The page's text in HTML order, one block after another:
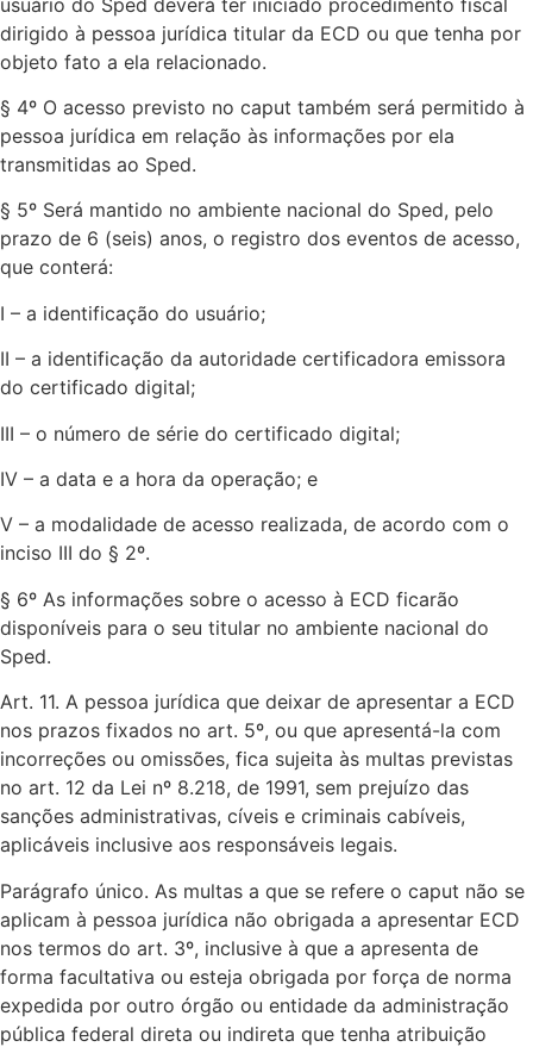
dirigido à pessoa jurídica titular da ECD ou que tenha por
objeto fato a ela relacionado.
§ 4º O acesso previsto no caput também será permitido à
pessoa jurídica em relação às informações por ela
transmitidas ao Sped.
§ 5º Será mantido no ambiente nacional do Sped, pelo
prazo de 6 (seis) anos, o registro dos eventos de acesso,
que conterá:
I – a identificação do usuário;
II – a identificação da autoridade certificadora emissora
do certificado digital;
III – o número de série do certificado digital;
IV – a data e a hora da operação; e
V – a modalidade de acesso realizada, de acordo com o
inciso III do § 2º.
§ 6º As informações sobre o acesso à ECD ficarão
disponíveis para o seu titular no ambiente nacional do
Sped.
Art. 11. A pessoa jurídica que deixar de apresentar a ECD
nos prazos fixados no art. 5º, ou que apresentá-la com
incorreções ou omissões, fica sujeita às multas previstas
no art. 12 da Lei nº 8.218, de 1991, sem prejuízo das
sanções administrativas, cíveis e criminais cabíveis,
aplicáveis inclusive aos responsáveis legais.
Parágrafo único. As multas a que se refere o caput não se
aplicam à pessoa jurídica não obrigada a apresentar ECD
nos termos do art. 3º, inclusive à que a apresenta de
forma facultativa ou esteja obrigada por força de norma
expedida por outro órgão ou entidade da administração
pública federal direta ou indireta que tenha atribuição